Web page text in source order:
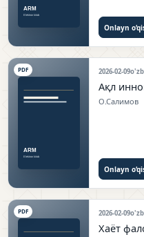
Onlayn
PDF 2026-02-09
Ақл
О.Салимов
Onlayn
PDF 2026-02-09
Хаёт